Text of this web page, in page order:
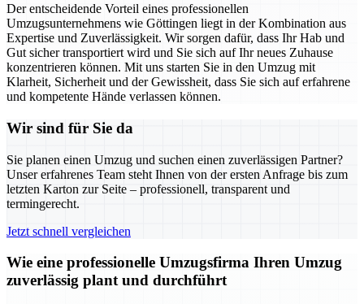
Der entscheidende Vorteil eines professionellen
Umzugsunternehmens wie Göttingen liegt in der Kombination aus
Expertise und Zuverlässigkeit. Wir sorgen dafür, dass Ihr Hab und
Gut sicher transportiert wird und Sie sich auf Ihr neues Zuhause
konzentrieren können. Mit uns starten Sie in den Umzug mit
Klarheit, Sicherheit und der Gewissheit, dass Sie sich auf erfahrene
und kompetente Hände verlassen können.
Wir sind für Sie da
Sie planen einen Umzug und suchen einen zuverlässigen Partner?
Unser erfahrenes Team steht Ihnen von der ersten Anfrage bis zum
letzten Karton zur Seite – professionell, transparent und
termingerecht.
Jetzt schnell vergleichen
Wie eine professionelle Umzugsfirma Ihren Umzug
zuverlässig plant und durchführt